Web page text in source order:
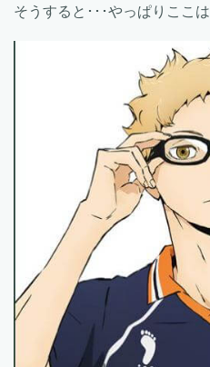
そうすると･･･やっぱりここは